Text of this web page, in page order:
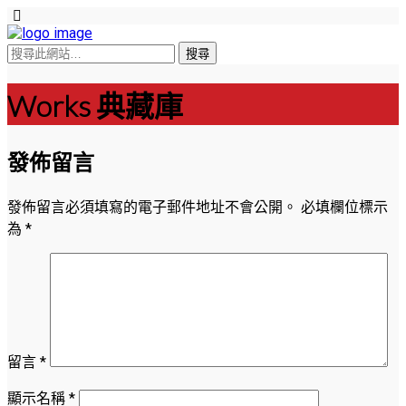
Works 典藏庫
發佈留言
發佈留言必須填寫的電子郵件地址不會公開。 必填欄位標示
為 *
留言 *
顯示名稱 *